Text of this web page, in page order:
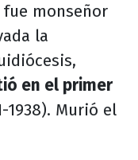
monseñor
la
en el primer
1938). Murió el